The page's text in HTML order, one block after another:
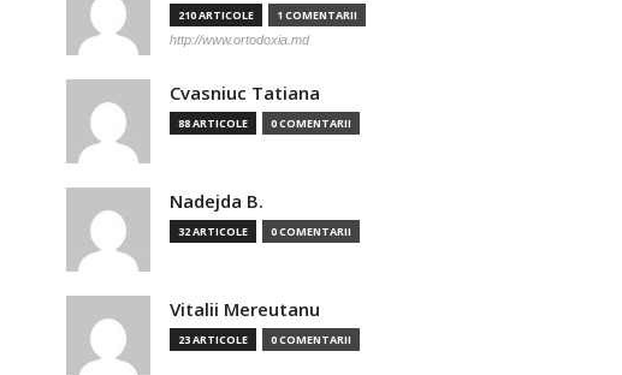
210 ARTICOLE 1 COMENTARII
http://www.ortodoxia.md
Cvasniuc Tatiana
88 ARTICOLE 0 COMENTARII
Nadejda B.
32 ARTICOLE 0 COMENTARII
Vitalii Mereutanu
23 ARTICOLE 0 COMENTARII